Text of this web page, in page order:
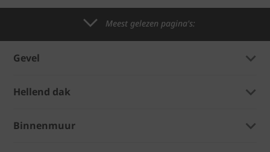
Meest gelezen pagina's:
Gevel
Hellend dak
Binnenmuur